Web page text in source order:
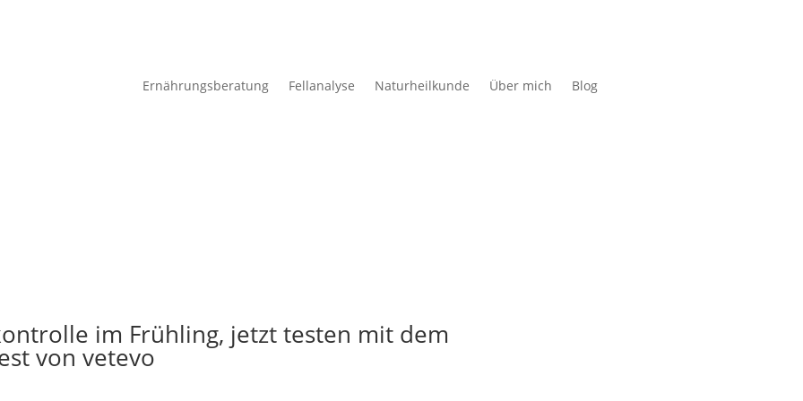
Ernährungsberatung Fellanalyse Naturheilkunde Über mich Blog
im Frühling, jetzt testen mit dem
von vetevo